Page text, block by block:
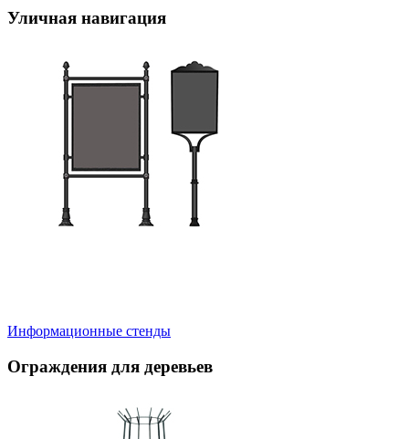
Уличная навигация
Информационные стенды
Ограждения для деревьев